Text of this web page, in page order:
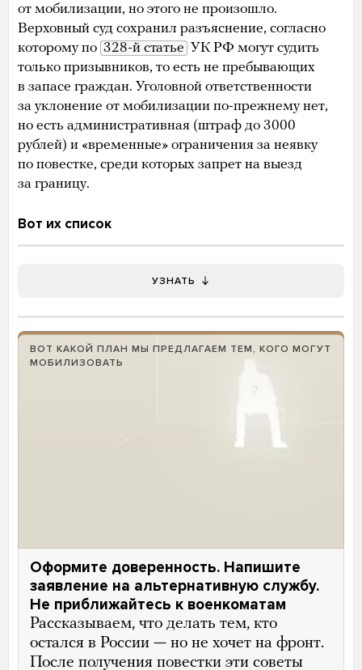
от мобилизации, но этого не произошло.
Верховный суд сохранил разъяснение, согласно
которому по 328-й статье УК РФ могут судить
только призывников, то есть не пребывающих
в запасе граждан. Уголовной ответственности
за уклонение от мобилизации по-прежнему нет,
но есть административная (штраф до 3000
рублей) и «временные» ограничения за неявку
по повестке, среди которых запрет на выезд
за границу.
Вот их список
УЗНАТЬ
ВОТ КАКОЙ ПЛАН МЫ ПРЕДЛАГАЕМ ТЕМ, КОГО МОГУТ
МОБИЛИЗОВАТЬ
Оформите доверенность. Напишите
заявление на альтернативную службу.
Не приближайтесь к военкоматам
Рассказываем, что делать тем, кто
остался в России — но не хочет на фронт.
После получения повестки эти советы